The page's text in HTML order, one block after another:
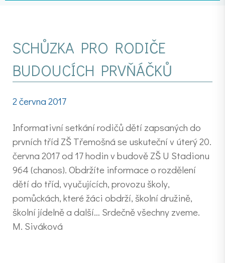
SCHŮZKA PRO RODIČE
BUDOUCÍCH PRVŇÁČKŮ
2 června 2017
Informativní setkání rodičů dětí zapsaných do
prvních tříd ZŠ Třemošná se uskuteční v úterý 20.
června 2017 od 17 hodin v budově ZŠ U Stadionu
964 (chanos). Obdržíte informace o rozdělení
dětí do tříd, vyučujících, provozu školy,
pomůckách, které žáci obdrží, školní družině,
školní jídelně a další… Srdečně všechny zveme.
M. Siváková